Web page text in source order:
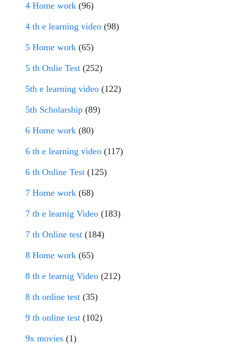
4 Home work (96)
4 th e learning video (98)
5 Home work (65)
5 th Onlie Test (252)
5th e learning video (122)
5th Scholarship (89)
6 Home work (80)
6 th e learning video (117)
6 th Online Test (125)
7 Home work (68)
7 th e learnig Video (183)
7 th Online test (184)
8 Home work (65)
8 th e learnig Video (212)
8 th online test (35)
9 th online test (102)
9x movies (1)